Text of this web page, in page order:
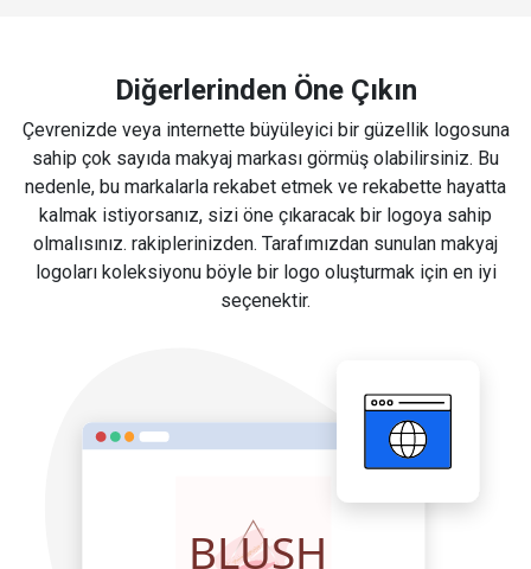
Diğerlerinden Öne Çıkın
Çevrenizde veya internette büyüleyici bir güzellik logosuna
sahip çok sayıda makyaj markası görmüş olabilirsiniz. Bu
nedenle, bu markalarla rekabet etmek ve rekabette hayatta
kalmak istiyorsanız, sizi öne çıkaracak bir logoya sahip
olmalısınız. rakiplerinizden. Tarafımızdan sunulan makyaj
logoları koleksiyonu böyle bir logo oluşturmak için en iyi
seçenektir.